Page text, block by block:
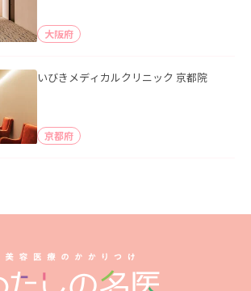
大阪府
いびきメディカルクリニック 京都院
京都府